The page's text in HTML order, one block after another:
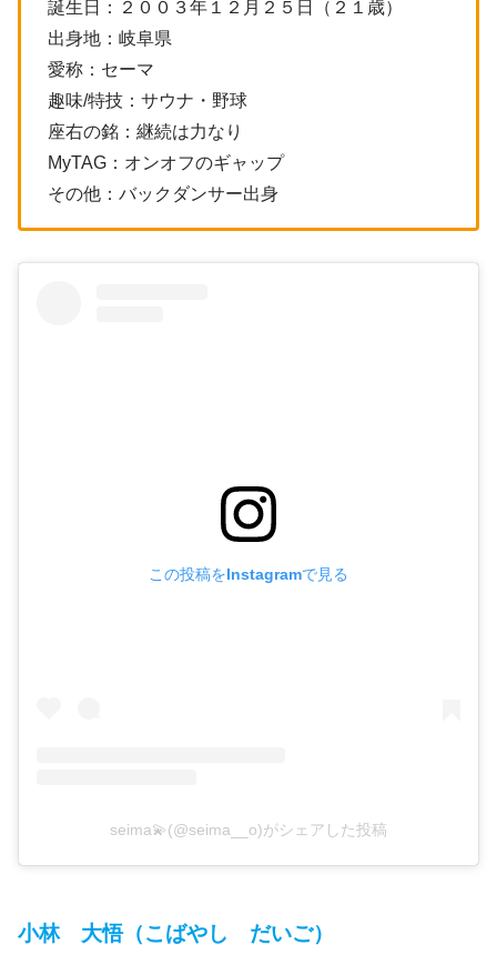
誕生日：２００３年１２月２５日（２１歳）
出身地：岐阜県
愛称：セーマ
趣味/特技：サウナ・野球
座右の銘：継続は力なり
MyTAG：オンオフのギャップ
その他：バックダンサー出身
この投稿をInstagramで見る
seima💫(@seima__o)がシェアした投稿
小林 大悟（こばやし だいご）